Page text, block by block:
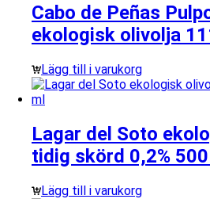
Cabo de Peñas
ekologisk olivolja
Lägg till i varukorg
Lagar del Soto
tidig skörd 0,2%
Lägg till i varukorg